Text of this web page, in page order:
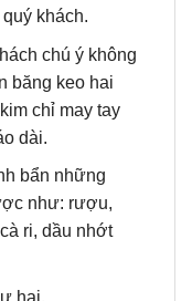
khách.
chú ý không
băng keo hai
chỉ may tay
dài.
bẩn những
như: rượu,
ri, dầu nhớt
hại.